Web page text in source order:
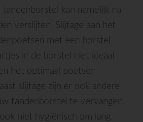
tandenborstel kan namelijk na
verslijten. Slijtage aan het
met een borstel
in de borstel niet ideaal
het optimaal poetsen
slijtage zijn er ook andere
tandenborstel te vervangen.
niet hygiënisch om lang